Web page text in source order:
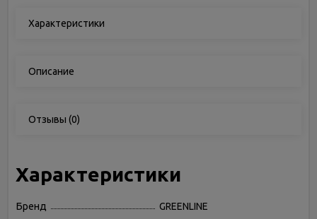
Характеристики
Описание
Отзывы (0)
Характеристики
Бренд
GREENLINE